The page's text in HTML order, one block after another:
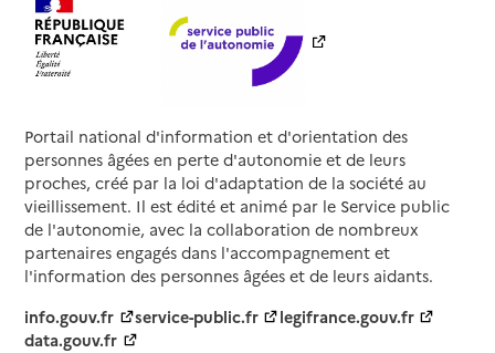
Portail national d'information et d'orientation des
personnes âgées en perte d'autonomie et de leurs
proches, créé par la loi d'adaptation de la société au
vieillissement. Il est édité et animé par le Service public
de l'autonomie, avec la collaboration de nombreux
partenaires engagés dans l'accompagnement et
l'information des personnes âgées et de leurs aidants.
info.gouv.fr
service-public.fr
legifrance.gouv.fr
data.gouv.fr